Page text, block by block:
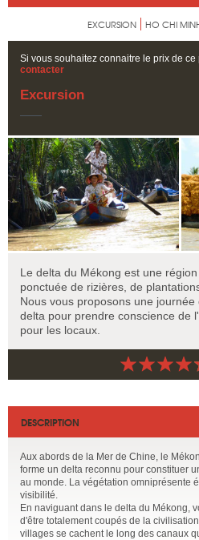
EXCURSION HO CHI
Si vous souhaitez connaitre le prix de ce
contacter
Excursion
Le delta du Mékong est une
ponctuée de rizières, de
Nous vous proposons une
delta pour prendre conscience de
pour les locaux.
DESCRIPTION
Aux abords de la Mer de Chine, le
forme un delta reconnu pour constituer
au monde. La végétation omniprésente
visibilité.
En naviguant dans le delta du Mékong,
d'être totalement coupés de la
villages se cachent le long des canaux